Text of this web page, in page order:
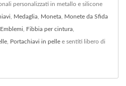
personalizzati in metallo e silicone
Medaglia Moneta Monete da Sfida
Emblemi Fibbia per cintura
Portachiavi in pelle e sentiti libero di